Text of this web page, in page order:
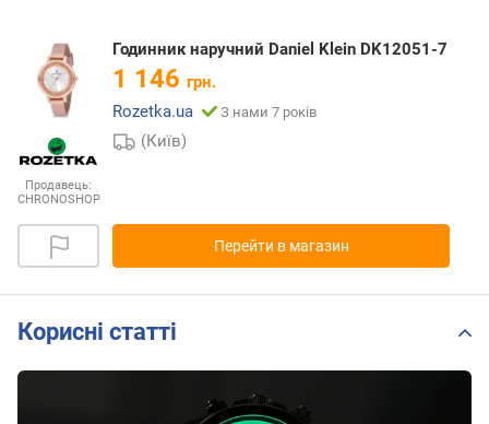
Продавець:
CHRONOSHOP
Годинник наручний Daniel Klein DK12051-7
1 146 грн.
Rozetka.ua
З нами 7 років
(Київ)
Перейти в магазин
Корисні статті